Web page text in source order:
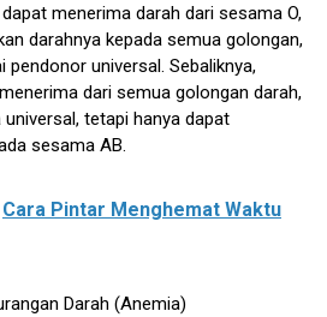
menerima darah dari sesama O,
darahnya kepada semua golongan,
pendonor universal. Sebaliknya,
dari semua golongan darah,
tetapi hanya dapat
sesama AB.
Cara Pintar Menghemat Waktu
Darah (Anemia)